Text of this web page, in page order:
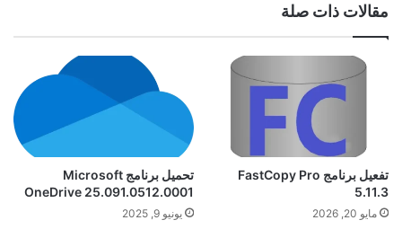
مقالات ذات صلة
تفعيل برنامج FastCopy Pro
5.11.3
مايو 20, 2026
تحميل برنامج Microsoft
OneDrive 25.091.0512.0001
يونيو 9, 2025